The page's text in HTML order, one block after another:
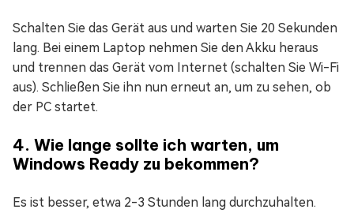
Schalten Sie das Gerät aus und warten Sie 20 Sekunden
lang. Bei einem Laptop nehmen Sie den Akku heraus
und trennen das Gerät vom Internet (schalten Sie Wi-Fi
aus). Schließen Sie ihn nun erneut an, um zu sehen, ob
der PC startet.
4. Wie lange sollte ich warten, um
Windows Ready zu bekommen?
Es ist besser, etwa 2-3 Stunden lang durchzuhalten.